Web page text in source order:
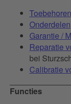
Toebehoren
Onderdelen
Garantie /
Reparatie
bei
Calibratie
Functies